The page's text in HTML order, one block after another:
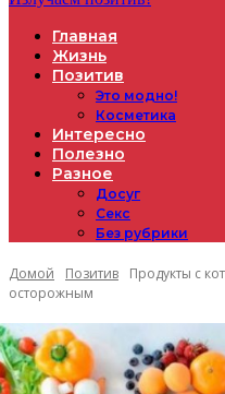
Главная
Жизнь
Позитив
Это модно!
Косметика
Интересно
Полезно
Разное
Досуг
Секс
Без рубрики
Домой Позитив
Продукты с
осторожным